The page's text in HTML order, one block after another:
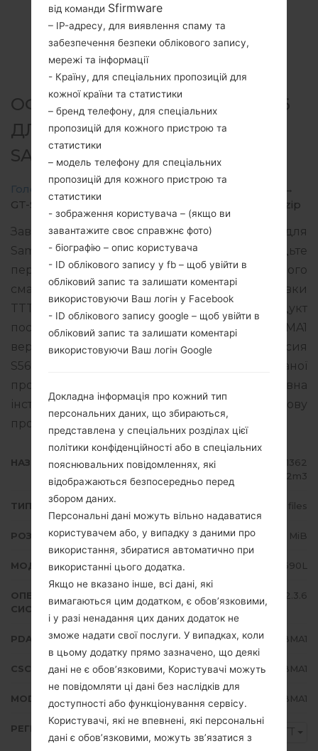
ОФІЦІЙНА ПРОШИВКА #6036
ДЛЯ GT-S5690L -
SAMSUNGGALAXY XCOVER
Головна Galaxy Xcover SamsungGT-S5690L
→
GT-S5690L_TTT_1_20130228113620_vwodj9b2m3.zip
Завантажте останнє оновлення прошивки для
Samsung Galaxy Xcover, але не забудьте
перевірити, чи відповідає номер моделі вашого
смартфона вказаному GT-S5690L. Код прошивки
TTT для TRINIDAD AND TOBAGO. Продукт
поставляється з PDA версією S5690LUBMA1
версія CSC S5690LUUBMA1, MODEM версия
S5690LUBMA1. Версія операційної системи даної
прошивки Android Gingerbread 2.3.6. Повна
інструкція про те, як прошивати стокову
прошивку на пристроях Samsung
НАЗВА ФАЙЛУ
GT-S5690L_TTT_1_2013022811362
0_vwodj9b2m3
ТИП ПРОШИВКИ 4 files
РОЗМІР ФАЙЛУ 145.39 MiB
МОДЕЛЬ Samsung GT-S5690L
ОПЕРАЦІЙНА
СИСТЕМА
Android Gingerbread 2.3.6
PDA/AP ВЕРСІЯ S5690LUBMA1
CSC ВЕРСІЯ S5690LUUBMA1
MODEM/CP ВЕРСІЯ S5690LUBMA1
РЕГІОН TTT
від команди Sfirmware
– IP-адресу, для виявлення спаму та
забезпечення безпеки облікового запису,
мережі та інформації
- Країну, для спеціальних пропозицій для
кожної країни та статистики
– бренд телефону, для спеціальних
пропозицій для кожного пристрою та
статистики
– модель телефону для спеціальних
пропозицій для кожного пристрою та
статистики
- зображення користувача – (якщо ви
завантажите своє справжнє фото)
- біографію – опис користувача
- ID облікового запису у fb – щоб увійти в
обліковий запис та залишати коментарі
використовуючи Ваш логін у Facebook
- ID облікового запису google – щоб увійти в
обліковий запис та залишати коментарі
використовуючи Ваш логін Google
Докладна інформація про кожний тип
персональних даних, що збираються,
представлена у спеціальних розділах цієї
політики конфіденційності або в спеціальних
пояснювальних повідомленнях, які
відображаються безпосередньо перед
збором даних.
Персональні дані можуть вільно надаватися
користувачем або, у випадку з даними про
використання, збиратися автоматично при
використанні цього додатка.
Якщо не вказано інше, всі дані, які
вимагаються цим додатком, є обов’язковими,
і у разі ненадання цих даних додаток не
зможе надати свої послуги. У випадках, коли
в цьому додатку прямо зазначено, що деякі
дані не є обов’язковими, Користувачі можуть
не повідомляти ці дані без наслідків для
доступності або функціонування сервісу.
Користувачі, які не впевнені, які персональні
дані є обов’язковими, можуть зв’язатися з